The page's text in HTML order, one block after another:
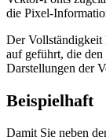
die Pixel-
Der Vollständigkeit
auf geführt, die
Darstellungen der
Beispielhaft
Damit Sie neben